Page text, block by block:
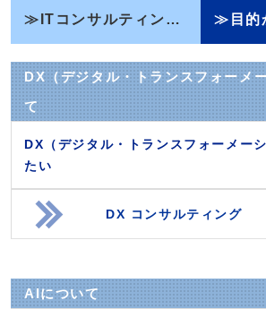
≫ ITコンサルティングサービスから探す ≫ 目
DX（デジタル・トランスフォーメ
て
DX（デジタル・トランスフォーメー
たい
DX コンサルティング
AIについて